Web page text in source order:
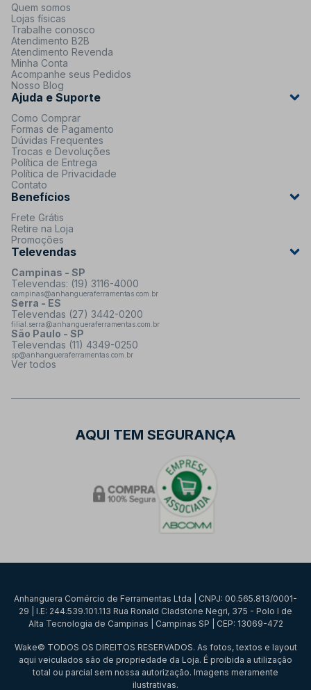
Quem somos
Lojas físicas
Trabalhe conosco
Atendimento B2B
Atendimento Revenda
Minha Conta
Acompanhe seus Pedidos
Nosso Blog
Ajuda e Suporte
Como Comprar
Formas de Pagamento
Dúvidas Frequentes
Trocas e Devoluções
Política de Entrega
Política de Privacidade
Contato
Benefícios
Frete Grátis
Retire na Loja
Promoções
Televendas
Campinas - SP
Televendas: (19) 3116-4000
campinas@anhangueraferramentas.com.br
Serra - ES
Televendas (27) 3442-0200
filial.serra@anhangueraferramentas.com.br
São Paulo - SP
Televendas (11) 4349-0250
sp@anhangueraferramentas.com.br
Ver todos
AQUI TEM SEGURANÇA
Anhanguera Comércio de Ferramentas Ltda | CNPJ: 00.565.813/0001-
29 | I.E: 244.539.101.113 Rua Ronald Cladstone Negri, 375 - Polo I de
Alta Tecnologia de Campinas | Campinas SP | CEP: 13069-472
Wake© TODOS OS DIREITOS RESERVADOS. As fotos, textos e layout
aqui veiculados são de propriedade da Loja. É proibida a utilização
total ou parcial sem nossa autorização. Imagens meramente
ilustrativas.